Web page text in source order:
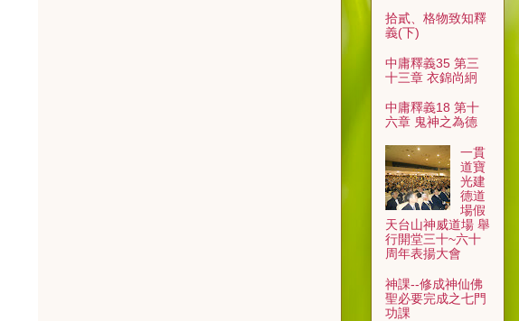
拾貳、格物致知釋
義(下)
中庸釋義35 第三
十三章 衣錦尚絅
中庸釋義18 第十
六章 鬼神之為德
一貫
道寶
光建
德道
場假
天台山神威道場 舉
行開堂三十~六十
周年表揚大會
神課--修成神仙佛
聖必要完成之七門
功課